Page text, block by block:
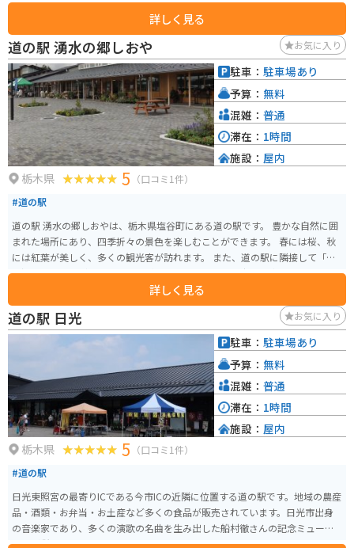
詳しく見る
道の駅 湧水の郷しおや お気に入り
栃木県 5 （口コミ1件）
#道の駅
道の駅 湧水の郷しおやは、栃木県塩谷町にある道の駅です。 豊かな自然に囲
まれた場所にあり、四季折々の景色を楽しむことができます。 春には桜、秋
には紅葉が美しく、多くの観光客が訪れます。 また、道の駅に隣接して「尚
仁沢はーとらんど」という公園があり、アスレチック広場や釣り堀、バーベ
キュー施設などが充実しており、家族連れに人気です。 バイクで訪れる場
合、駐車場も広く停めやすいので安心です。 周辺には、塩谷町のシンボルで
ある「尚仁沢湧水群」や、温泉施設「尚仁沢温泉 はーとらんどゆずの湯」な
ど、観光スポットも点在しています。 地元の名産品としては、新鮮な野菜や
果物、山菜、きのこなどが販売されています。 特に、塩谷町産のトマトは甘
くて味が濃いと評判です。 また、地元の食材を使った料理を提供するレスト
ランもあり、人気メニューの「きのこそば」は、地元産のきのこがたっぷり
入っていておすすめです。 周辺道路は、山間部を通るためカーブが多いです
が、交通量は比較的少なく、走りやすい道が多いです。 ただし、秋は紅葉シ
ーズンとなるため、週末は渋滞が発生することもありますので、時間に余裕
を持って訪れることをおすすめします。
詳しく見る
駐車： 駐車場あり
予算： 無料
混雑： 普通
滞在： 1時間
施設： 屋内
道の駅 日光 お気に入り
栃木県 5 （口コミ1件）
#道の駅
日光東照宮の最寄りICである今市ICの近隣に位置する道の駅です。地域の農産
品・酒類・お弁当・お土産など多くの食品が販売されています。日光市出身
の音楽家であり、多くの演歌の名曲を生み出した船村徹さんの記念ミュージ
アムが併設されています。
駐車： 駐車場あり
予算： 無料
混雑： 普通
滞在： 1時間
施設： 屋内